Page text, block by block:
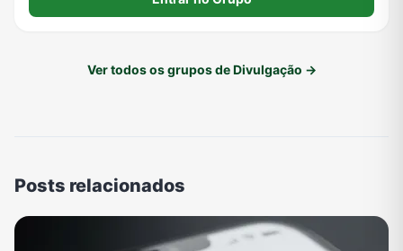
Ver todos os grupos de Divulgação →
Posts relacionados